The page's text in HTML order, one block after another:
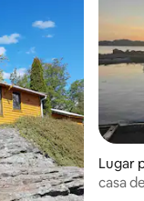
Lugar
and
casa